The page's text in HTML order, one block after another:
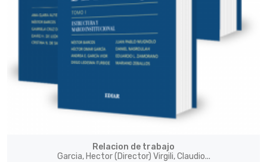
Relacion de trabajo
Garcia, Hector (Director) Virgili, Claudio...